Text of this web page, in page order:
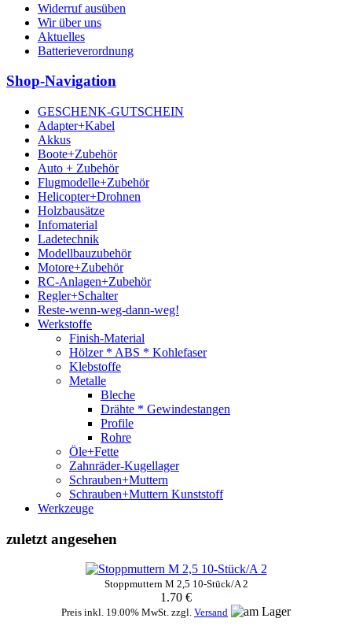
Widerruf ausüben
Wir über uns
Aktuelles
Batterieverordnung
Shop-Navigation
GESCHENK-GUTSCHEIN
Adapter+Kabel
Akkus
Boote+Zubehör
Auto + Zubehör
Flugmodelle+Zubehör
Helicopter+Drohnen
Holzbausätze
Infomaterial
Ladetechnik
Modellbauzubehör
Motore+Zubehör
RC-Anlagen+Zubehör
Regler+Schalter
Reste-wenn-weg-dann-weg!
Werkstoffe
Finish-Material
Hölzer * ABS * Kohlefaser
Klebstoffe
Metalle
Bleche
Drähte * Gewindestangen
Profile
Rohre
Öle+Fette
Zahnräder-Kugellager
Schrauben+Muttern
Schrauben+Muttern Kunststoff
Werkzeuge
zuletzt angesehen
Stoppmuttern M 2,5 10-Stück/A 2
1.70 €
Preis inkl. 19.00% MwSt. zzgl. Versand